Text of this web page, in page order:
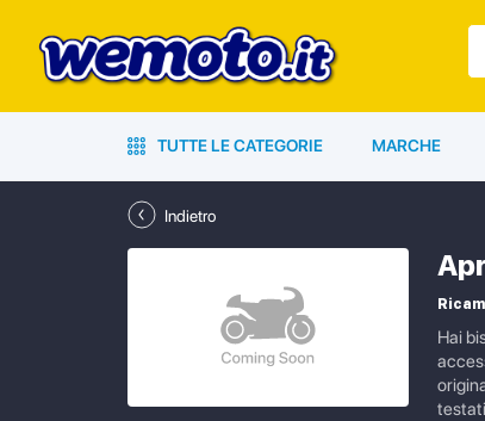
TUTTE LE CATEGORIE MARCHE
Indietro
Hai